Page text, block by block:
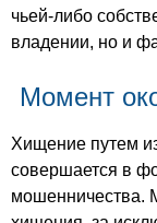
чьей-либо
владении, но и
Момент
Хищение путем
совершается в
мошенничества.